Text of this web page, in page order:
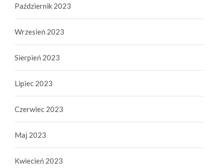
Październik 2023
Wrzesień 2023
Sierpień 2023
Lipiec 2023
Czerwiec 2023
Maj 2023
Kwiecień 2023